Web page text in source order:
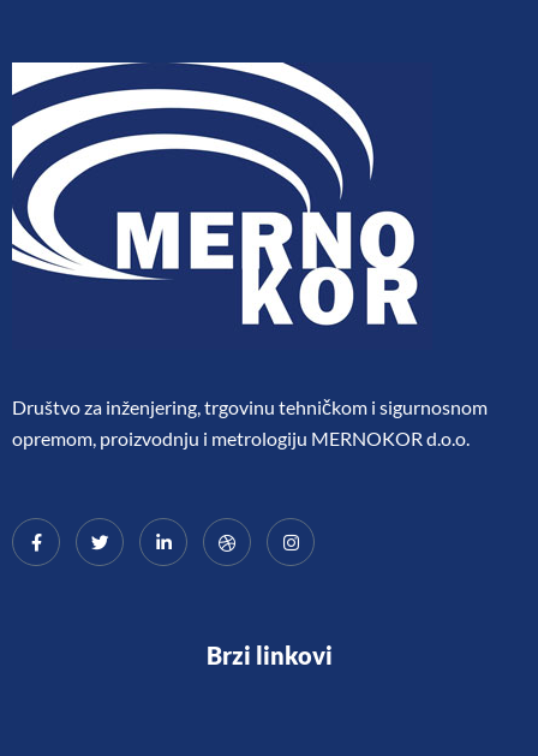
Društvo za inženjering, trgovinu tehničkom i sigurnosnom
opremom, proizvodnju i metrologiju MERNOKOR d.o.o.
Brzi linkovi